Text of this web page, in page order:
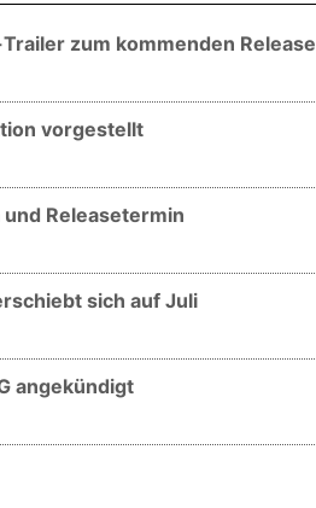
zum kommenden Release
vorgestellt
Releasetermin
sich auf Juli
angekündigt